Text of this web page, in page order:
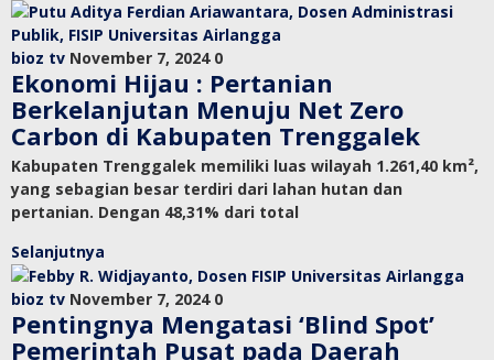
bioz tv November 7, 2024 0
Ekonomi Hijau : Pertanian
Berkelanjutan Menuju Net Zero
Carbon di Kabupaten Trenggalek
Kabupaten Trenggalek memiliki luas wilayah 1.261,40 km²,
yang sebagian besar terdiri dari lahan hutan dan
pertanian. Dengan 48,31% dari total
Selanjutnya
bioz tv November 7, 2024 0
Pentingnya Mengatasi ‘Blind Spot’
Pemerintah Pusat pada Daerah